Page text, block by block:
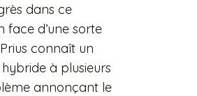
dans ce
face d’une sorte
connaît un
à plusieurs
annonçant le